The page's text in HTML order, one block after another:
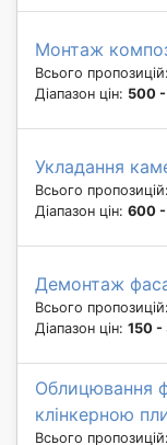
Монтаж
Всього пропозицій:
Діапазон цін: 500
Укладання
Всього пропозицій:
Діапазон цін: 600 -
Демонтаж
Всього пропозицій:
Діапазон цін: 150 -
Облицювання
клінкерною
Всього пропозицій: